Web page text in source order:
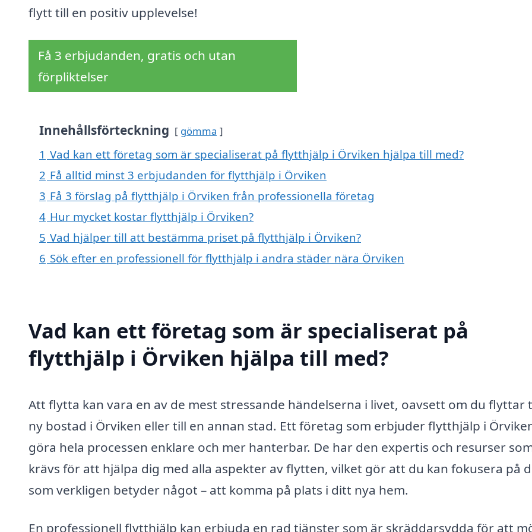
flytt till en positiv upplevelse!
Få 3 erbjudanden, gratis och utan
förpliktelser
Innehållsförteckning gömma
1 Vad kan ett företag som är specialiserat på flytthjälp i Örviken hjälpa till med?
2 Få alltid minst 3 erbjudanden för flytthjälp i Örviken
3 Få 3 förslag på flytthjälp i Örviken från professionella företag
4 Hur mycket kostar flytthjälp i Örviken?
5 Vad hjälper till att bestämma priset på flytthjälp i Örviken?
6 Sök efter en professionell för flytthjälp i andra städer nära Örviken
Vad kan ett företag som är specialiserat på
flytthjälp i Örviken hjälpa till med?
Att flytta kan vara en av de mest stressande händelserna i livet, oavsett om du flyttar
ny bostad i Örviken eller till en annan stad. Ett företag som erbjuder flytthjälp i
göra hela processen enklare och mer hanterbar. De har den expertis och resurser
krävs för att hjälpa dig med alla aspekter av flytten, vilket gör att du kan fokusera på
som verkligen betyder något – att komma på plats i ditt nya hem.
En professionell flytthjälp kan erbjuda en rad tjänster som är skräddarsydda för att